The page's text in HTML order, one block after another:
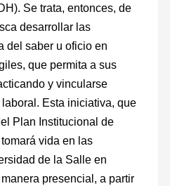
Se trata, entonces, de
desarrollar las
del saber u oficio en
que permita a sus
y vincularse
Esta iniciativa, que
Plan Institucional de
vida en las
de la Salle en
presencial, a partir